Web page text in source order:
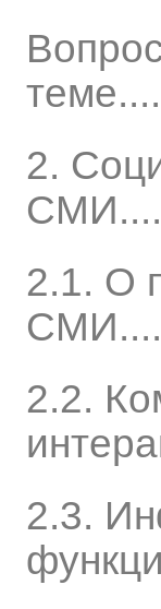
2.
2.1. О
2.2.
2.3.